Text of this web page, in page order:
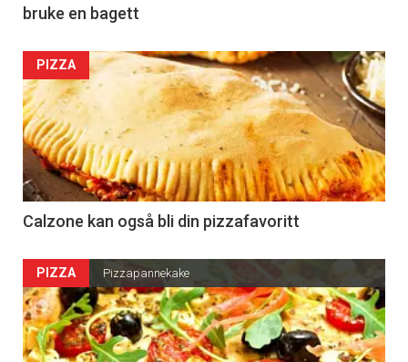
bruke en bagett
PIZZA
Calzone kan også bli din pizzafavoritt
PIZZA Pizzapannekake